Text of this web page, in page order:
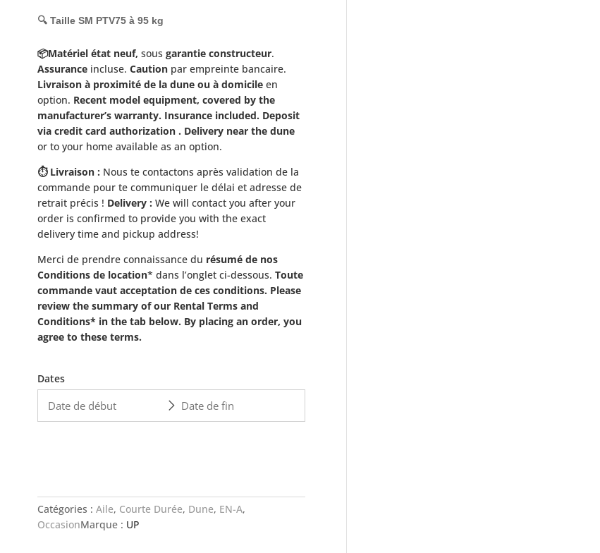
🔍 Taille SM PTV75 à 95 kg
📦Matériel état neuf, sousgarantie constructeur.
Assurance incluse.Caution par empreinte bancaire.
Livraison à proximité de la dune ou à domicile en
option. Recent model equipment, covered by the
manufacturer’s warranty. Insurance included. Deposit
via credit card authorization . Delivery near the dune
or to your home available as an option.
⏱️ Livraison : Nous te contactons après validation de la
commande pour te communiquer le délai et adresse de
retrait précis ! Delivery : We will contact you after your
order is confirmed to provide you with the exact
delivery time and pickup address!
Merci de prendre connaissance du résumé de nos
Conditions de location* dans l’onglet ci-dessous.Toute
commande vaut acceptation de ces conditions. Please
review the summary of our Rental Terms and
Conditions* in the tab below. By placing an order, you
agree to these terms.
Dates
Catégories : Aile, Courte Durée, Dune, EN-A,
OccasionMarque : UP